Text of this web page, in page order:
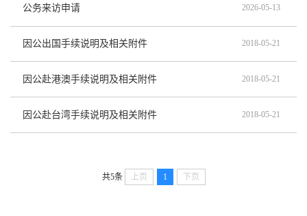
公务来访申请 2026-05-13
因公出国手续说明及相关附件 2018-05-21
因公赴港澳手续说明及相关附件 2018-05-21
因公赴台湾手续说明及相关附件 2018-05-21
共5条 上页 1 下页